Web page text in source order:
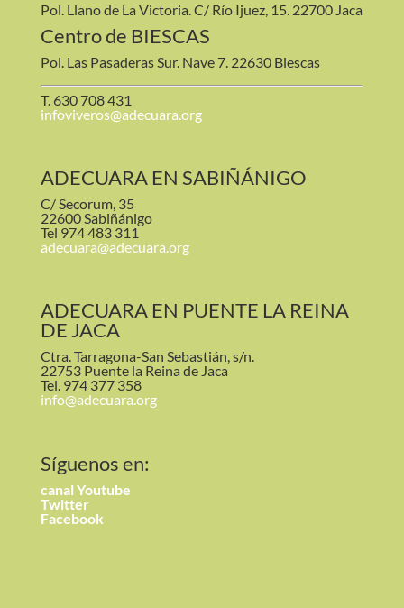
Pol. Llano de La Victoria. C/ Río Ijuez, 15. 22700 Jaca
Centro de BIESCAS
Pol. Las Pasaderas Sur. Nave 7. 22630 Biescas
T. 630 708 431
infoviveros@adecuara.org
ADECUARA EN SABIÑÁNIGO
C/ Secorum, 35
22600 Sabiñánigo
Tel 974 483 311
adecuara@adecuara.org
ADECUARA EN PUENTE LA REINA
DE JACA
Ctra. Tarragona-San Sebastián, s/n.
22753 Puente la Reina de Jaca
Tel. 974 377 358
info@adecuara.org
Síguenos en:
canal Youtube
Twitter
Facebook